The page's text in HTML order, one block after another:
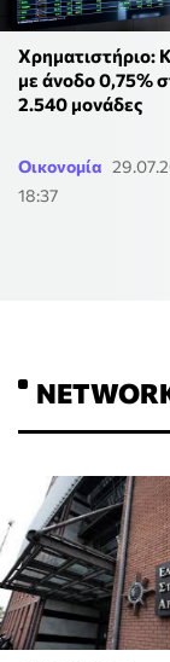
Χρηματιστήριο:
με άνοδο 0,75%
2.540 μονάδες
Οικονομία
18:37